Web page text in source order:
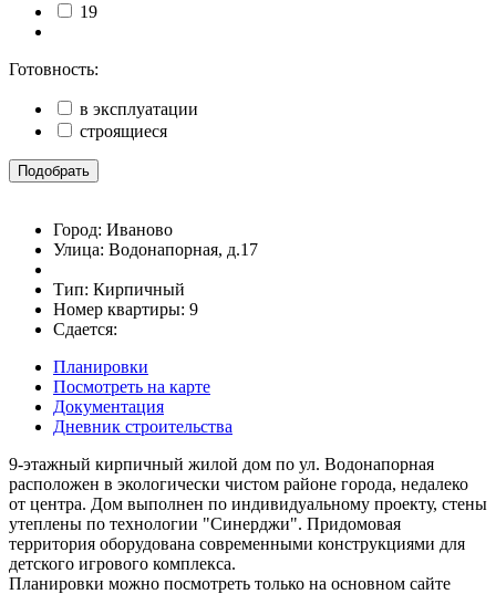
19
Готовность:
в эксплуатации
строящиеся
Подобрать
Город: Иваново
Улица: Водонапорная, д.17
Тип: Кирпичный
Номер квартиры: 9
Сдается:
Планировки
Посмотреть на карте
Документация
Дневник строительства
9-этажный кирпичный жилой дом по ул. Водонапорная
расположен в экологически чистом районе города, недалеко
от центра. Дом выполнен по индивидуальному проекту, стены
утеплены по технологии "Синерджи". Придомовая
территория оборудована современными конструкциями для
детского игрового комплекса.
Планировки можно посмотреть только на основном сайте